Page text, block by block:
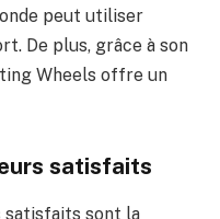
peut utiliser
De plus, grâce à son
Wheels offre un
satisfaits
satisfaits sont la